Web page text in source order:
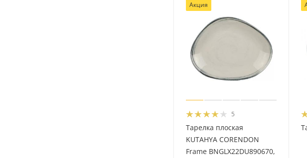
Акция
5
Тарелка плоская
KUTAHYA CORENDON
Frame BNGLX22DU890670,